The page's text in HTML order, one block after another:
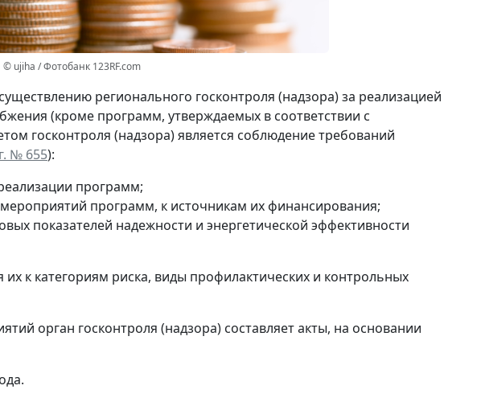
© ujiha / Фотобанк 123RF.com
регионального госконтроля (надзора) за реализацией
(кроме программ, утверждаемых в соответствии с
госконтроля (надзора) является соблюдение требований
№ 655):
программ;
программ, к источникам их финансирования;
показателей надежности и энергетической эффективности
к категориям риска, виды профилактических и контрольных
орган госконтроля (надзора) составляет акты, на основании